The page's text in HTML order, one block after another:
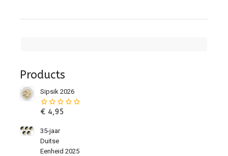
Products
Sipsik 2026
0
de
€4,95
35-jaar
Duitse
Eenheid 2025